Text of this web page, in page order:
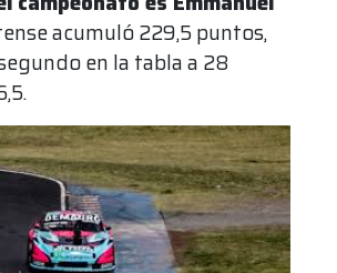
acumuló 229,5 puntos,
en la tabla a 28